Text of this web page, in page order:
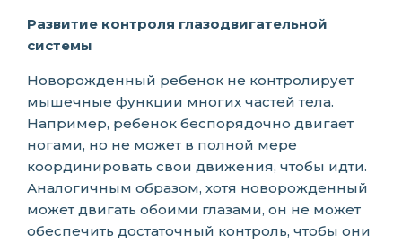
Развитие контроля глазодвигательной
системы
Новорожденный ребенок не контролирует
мышечные функции многих частей тела.
Например, ребенок беспорядочно двигает
ногами, но не может в полной мере
координировать свои движения, чтобы идти.
Аналогичным образом, хотя новорожденный
может двигать обоими глазами, он не может
обеспечить достаточный контроль, чтобы они